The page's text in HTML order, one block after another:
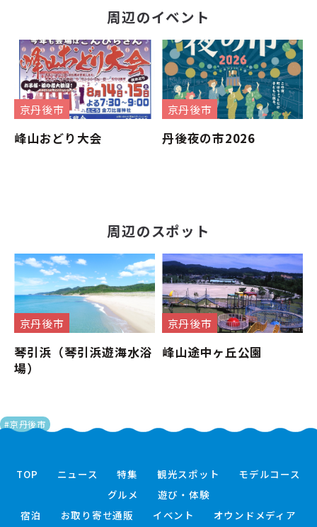
#京丹後市
周辺のイベント
京丹後市
峰山おどり大会
京丹後市
丹後夜の市2026
周辺のスポット
京丹後市
琴引浜（琴引浜遊海水浴
場）
京丹後市
峰山途中ヶ丘公園
TOP ニュース 特集 観光スポット
モデルコース
グルメ
遊び・体験
宿泊
お取り寄せ通販 イベント
オウンドメディア